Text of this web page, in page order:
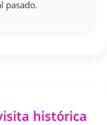
pasado.
histórica